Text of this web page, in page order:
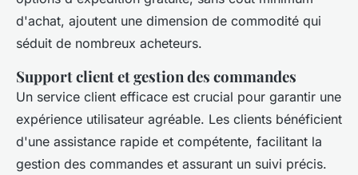
d'achat, ajoutent une dimension de commodité qui
séduit de nombreux acheteurs.
Support client et gestion des commandes
Un service client efficace est crucial pour garantir une
expérience utilisateur agréable. Les clients bénéficient
d'une assistance rapide et compétente, facilitant la
gestion des commandes et assurant un suivi précis.